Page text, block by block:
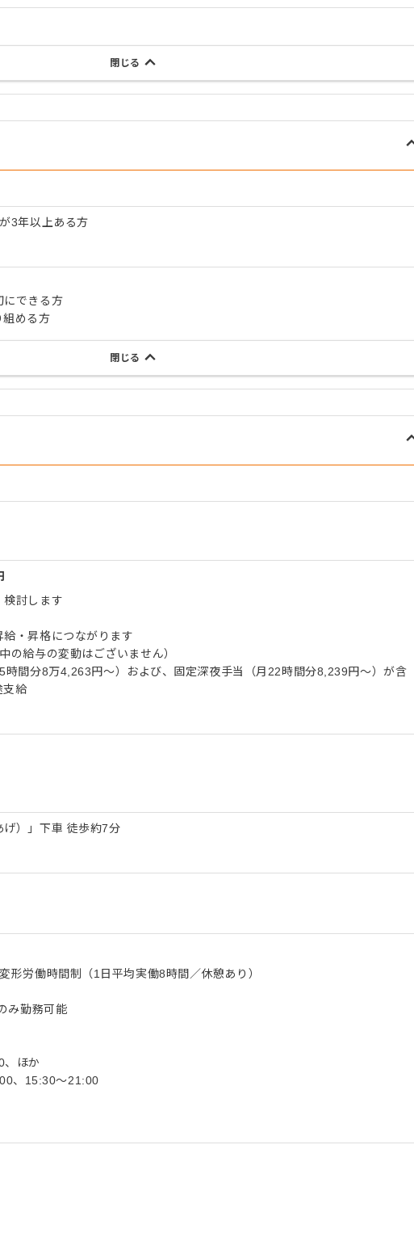
閉じる
3年以上ある方
にできる方
組める方
閉じる
討します
・昇格につながります
給与の変動はございません）
間分8万4,263円～）および、固定深夜手当（月22時間分8,239円～）が含
支給
）」下車 徒歩約7分
労働時間制（1日平均実働8時間／休憩あり）
み勤務可能
ほか
、15:30～21:00